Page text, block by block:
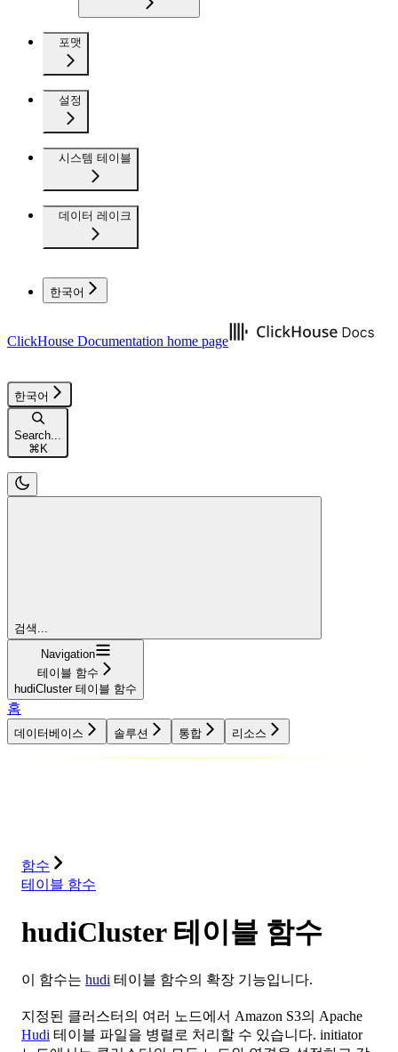
포맷
설정
시스템 테이블
데이터 레이크
한국어
ClickHouse Documentation home page
한국어
Search...
⌘K
검색...
Navigation
테이블 함수
hudiCluster 테이블 함수
홈
데이터베이스 솔루션 통합 리소스
함수
테이블 함수
hudiCluster 테이블 함수
이 함수는 hudi 테이블 함수의 확장 기능입니다.
지정된 클러스터의 여러 노드에서 Amazon S3의 Apache
Hudi 테이블 파일을 병렬로 처리할 수 있습니다. initiator